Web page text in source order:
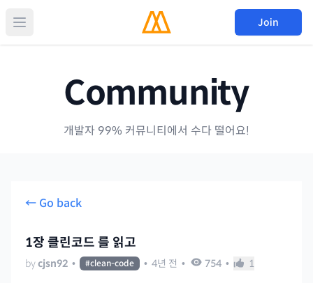
Join
Community
개발자 99% 커뮤니티에서 수다 떨어요!
← Go back
1장 클린코드 를 읽고
bycjsn92 • #clean-code • 4년 전 • 754 • 1